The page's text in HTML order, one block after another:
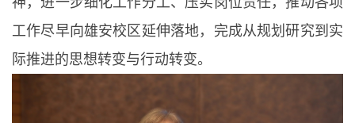
工作尽早向雄安校区延伸落地，完成从规划研究到实
际推进的思想转变与行动转变。